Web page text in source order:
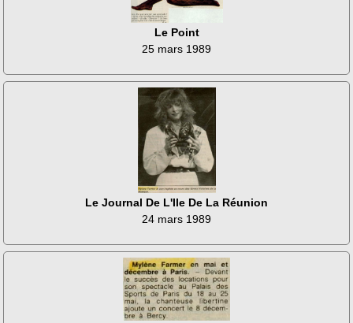
Le Point
25 mars 1989
Le Journal De L'Ile De La Réunion
24 mars 1989